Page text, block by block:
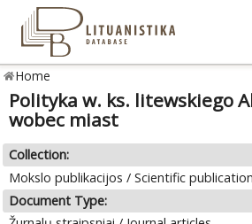
Home
Polityka w. ks. litewskiego
wobec miast
Collection:
Mokslo publikacijos / Scientific
Document Type: